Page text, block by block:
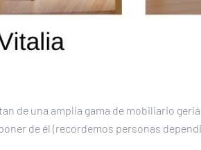
de una amplia gama de mobiliario
de él (recordemos personas